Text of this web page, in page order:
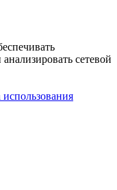
сетевой